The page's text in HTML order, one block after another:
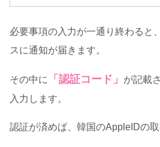
必要事項の入力が一通り終わると
スに通知が届きます。
その中に 「認証コード」
が記載
入力します。
認証が済めば、韓国のAppleIDの取